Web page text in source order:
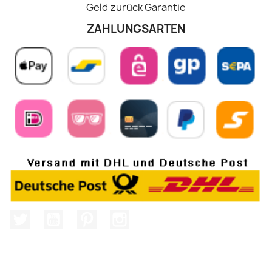
Geld zurück Garantie
ZAHLUNGSARTEN